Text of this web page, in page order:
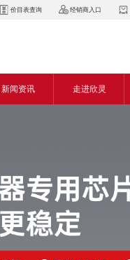
价目表查询 经销商入口
新闻资讯
电气百科
走进欣灵
企业风采